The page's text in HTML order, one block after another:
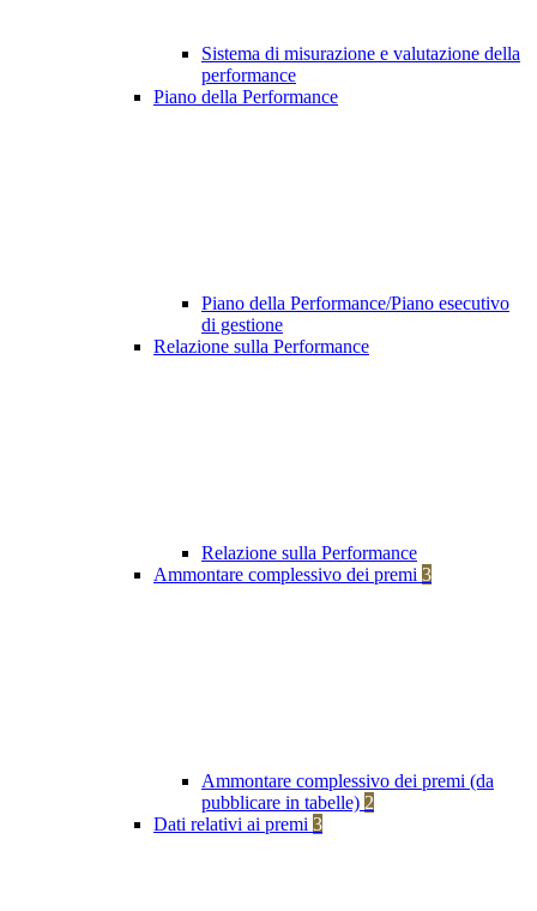
Sistema di misurazione e valutazione della
performance
Piano della Performance
Piano della Performance/Piano esecutivo
di gestione
Relazione sulla Performance
Relazione sulla Performance
Ammontare complessivo dei premi 3
Ammontare complessivo dei premi (da
pubblicare in tabelle) 2
Dati relativi ai premi 3